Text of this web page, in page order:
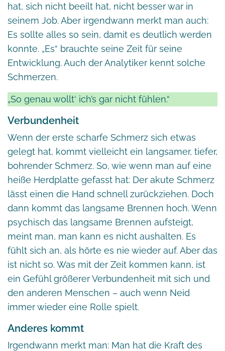
hat, sich nicht beeilt hat, nicht besser war in
seinem Job. Aber irgendwann merkt man auch:
Es sollte alles so sein, damit es deutlich werden
konnte. „Es“ brauchte seine Zeit für seine
Entwicklung. Auch der Analytiker kennt solche
Schmerzen.
„So genau wollt‘ ich’s gar nicht fühlen.“
Verbundenheit
Wenn der erste scharfe Schmerz sich etwas
gelegt hat, kommt vielleicht ein langsamer, tiefer,
bohrender Schmerz. So, wie wenn man auf eine
heiße Herdplatte gefasst hat: Der akute Schmerz
lässt einen die Hand schnell zurückziehen. Doch
dann kommt das langsame Brennen hoch. Wenn
psychisch das langsame Brennen aufsteigt,
meint man, man kann es nicht aushalten. Es
fühlt sich an, als hörte es nie wieder auf. Aber das
ist nicht so. Was mit der Zeit kommen kann, ist
ein Gefühl größerer Verbundenheit mit sich und
den anderen Menschen – auch wenn Neid
immer wieder eine Rolle spielt.
Anderes kommt
Irgendwann merkt man: Man hat die Kraft des